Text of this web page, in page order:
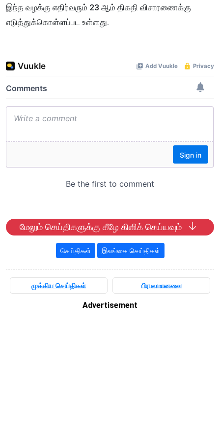
இந்த வழக்கு எதிர்வரும் 23 ஆம் திகதி விசாரணைக்கு
எடுத்துக்கொள்ளப்பட உள்ளது.
மேலும் செய்திகளுக்கு கீழே கிளிக் செய்யவும்
செய்திகள் இலங்கை செய்திகள்
முக்கிய செய்திகள் பிரபலமானவை
Advertisement